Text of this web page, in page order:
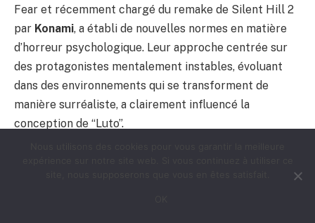
Fear et récemment chargé du remake de Silent Hill 2
par Konami, a établi de nouvelles normes en matière
d’horreur psychologique. Leur approche centrée sur
des protagonistes mentalement instables, évoluant
dans des environnements qui se transforment de
manière surréaliste, a clairement influencé la
conception de “Luto”.